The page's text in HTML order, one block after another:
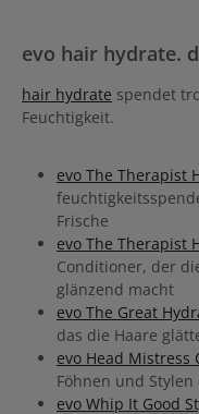
evo hair hydrate.
hair hydrate spendet
Feuchtigkeit.
evo The Therapist
Frische
evo The Therapist
Conditioner, der
glänzend macht
evo The Great
das die Haare
evo Head Mistress
Föhnen und
evo Whip It Good